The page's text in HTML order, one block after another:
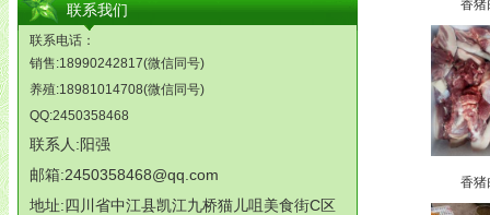
联系我们
联系电话：
销售:18990242817(微信同号)
养殖:18981014708(微信同号)
QQ:2450358468
联系人:阳强
邮箱:2450358468@qq.com
地址:四川省中江县凯江九桥猫儿咀美食街C区
香猪
香猪